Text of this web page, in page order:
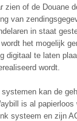
zien of de Douane
van
in staat
het mogelijk
digitaal te laten
wordt.
kan de
is al
systeem en zijn